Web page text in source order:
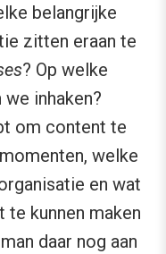
belangrijke
zitten eraan te
? Op welke
inhaken?
om content te
welke
en wat
kunnen maken
daar nog aan